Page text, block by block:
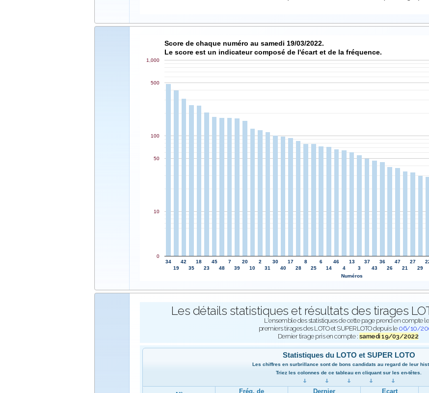
Score de chaque numéro au samedi 19/03/2022.
Le score est un indicateur composé de l'écart et de la fréquence.
34
19
42
35
18
23
45
48
7
39
20
10
2
31
30
40
17
28
8
25
6
14
46
4
13
3
37
43
36
26
47
21
27
29
0
10
50
100
500
1,000
Numéros
Les détails statistiques et résultats des tirages
L'ensemble des statistiques de cette page prend en compte
premiers tirages des LOTO et SUPERLOTO depuis le 06/10/
Dernier tirage pris en compte : samedi 19/03/2022
Statistiques du LOTO et SUPER LOTO
Les chiffres en surbrillance sont de bons candidats au regard de leur
Triez les colonnes de ce tableau en cliquant sur les en-têtes.
Fréq. de
Dernier
Ecart